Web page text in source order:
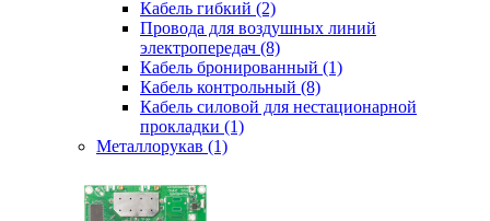
Кабель гибкий (2)
Провода для воздушных линий
электропередач (8)
Кабель бронированный (1)
Кабель контрольный (8)
Кабель силовой для нестационарной
прокладки (1)
Металлорукав (1)